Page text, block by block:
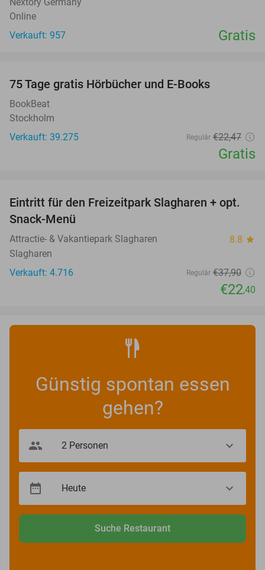
Nextory Germany
Online
Verkauft: 957
Gratis
75 Tage gratis Hörbücher und E-Books
BookBeat
Stockholm
Verkauft: 39.275
Regulär €22,47
Gratis
41%
Eintritt für den Freizeitpark Slagharen + opt.
Snack-Menü
Attractie- & Vakantiepark Slagharen 8.8 star
Slagharen
Verkauft: 4.716
Regulär €37,90
€22,40
Günstig spontan essen
gehen?
Suche Restaurant